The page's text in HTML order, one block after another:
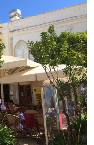
Alinutei”
azi 10 ani!
NOIEMBRIE 2024
Talk About
– dincolo de a
un subiect tabu
APRILIE 2024
weekend in La Spezia si
Terre